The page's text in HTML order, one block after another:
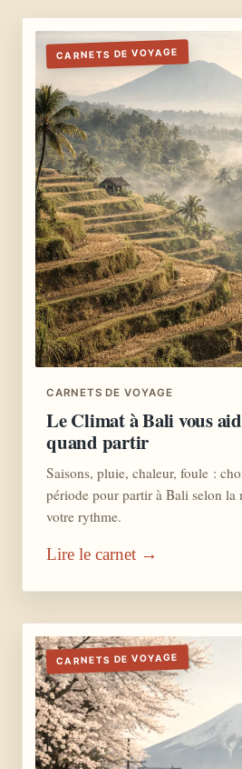
CARNETS DE VOYAGE
CARNETS DE VOYAGE
Le Climat à Bali vous
quand partir
Saisons, pluie, chaleur, foule :
période pour partir à Bali selon la
votre rythme.
Lire le carnet →
CARNETS DE VOYAGE